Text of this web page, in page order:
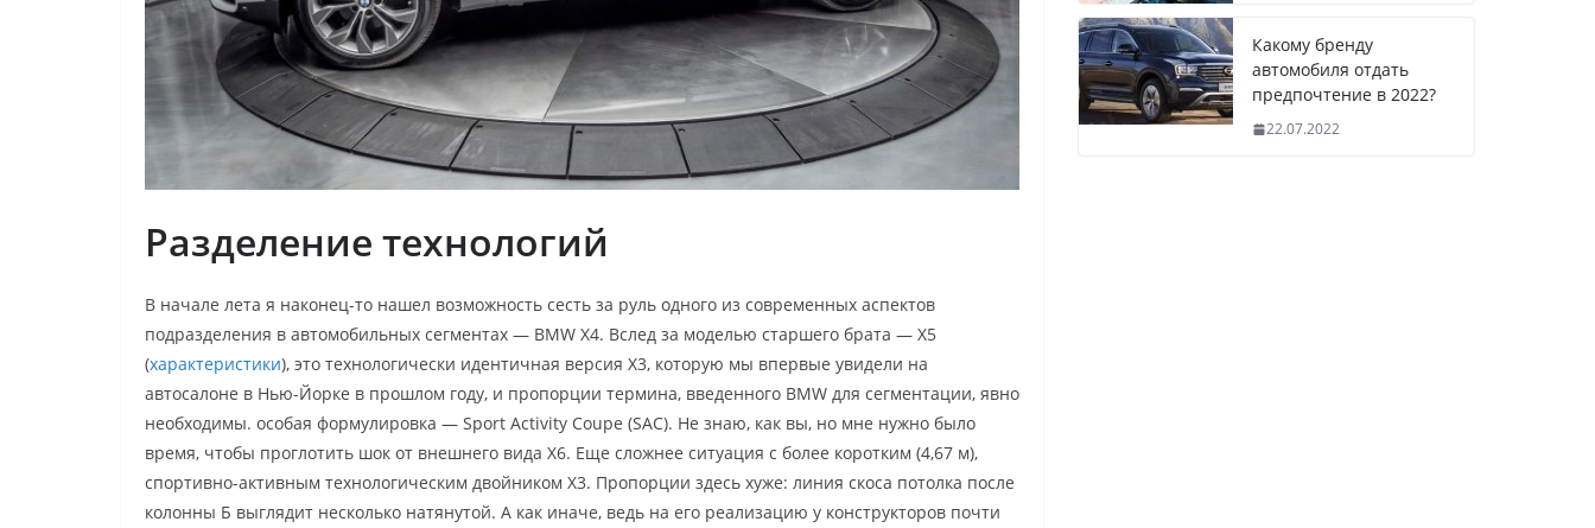
Разделение технологий
В начале лета я наконец-то нашел возможность сесть за руль одного из современных аспектов
подразделения в автомобильных сегментах — BMW X4. Вслед за моделью старшего брата — X5
(характеристики), это технологически идентичная версия X3, которую мы впервые увидели на
автосалоне в Нью-Йорке в прошлом году, и пропорции термина, введенного BMW для сегментации, явно
необходимы. особая формулировка — Sport Activity Coupe (SAC). Не знаю, как вы, но мне нужно было
время, чтобы проглотить шок от внешнего вида X6. Еще сложнее ситуация с более коротким (4,67 м),
спортивно-активным технологическим двойником X3. Пропорции здесь хуже: линия скоса потолка после
колонны Б выглядит несколько натянутой. А как иначе, ведь на его реализацию у конструкторов почти
Какому бренду
автомобиля отдать
предпочтение в 2022?
22.07.2022